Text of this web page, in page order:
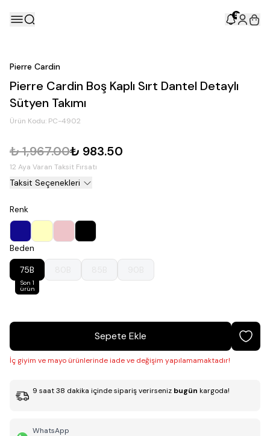
5
Pierre Cardin
Pierre Cardin Boş Kaplı Sırt Dantel Detaylı
Sütyen Takımı
Ürün Kodu: PC-4902
₺ 1,967.00₺ 983.50
12 Aya Varan Taksit Fırsatı
Taksit Seçenekleri
Renk
Beden
75B
Son 1
ürün
Sepete Ekle
İç giyim ve mayo ürünlerinde iade ve değişim yapılamamaktadır!
9 saat38 dakika içinde sipariş verirseniz bugün kargoda!
WhatsApp